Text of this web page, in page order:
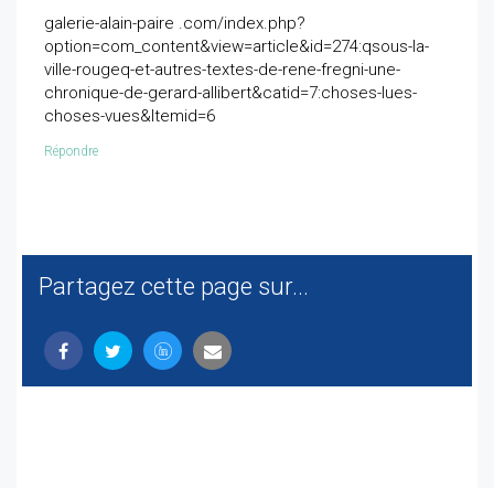
galerie-alain-paire .com/index.php?
option=com_content&view=article&id=274:qsous-la-
ville-rougeq-et-autres-textes-de-rene-fregni-une-
chronique-de-gerard-allibert&catid=7:choses-lues-
choses-vues&Itemid=6
Répondre
Partagez cette page sur...